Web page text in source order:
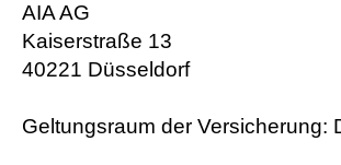
AIA AG
Kaiserstraße 13
40221 Düsseldorf
Geltungsraum der Versicherung: